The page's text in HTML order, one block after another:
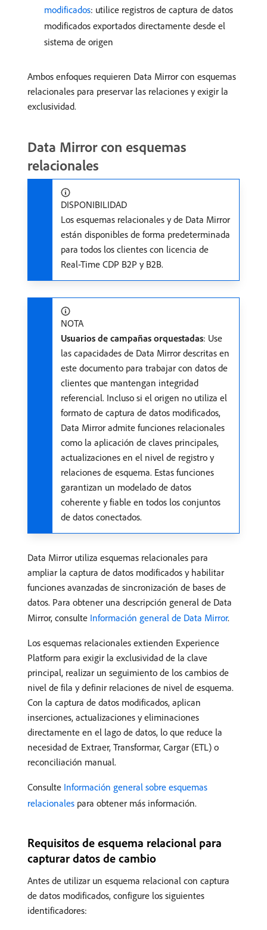
modificados: utilice registros de captura de datos
modificados exportados directamente desde el
sistema de origen
Ambos enfoques requieren Data Mirror con esquemas
relacionales para preservar las relaciones y exigir la
exclusividad.
Data Mirror con esquemas
relacionales
DISPONIBILIDAD
Los esquemas relacionales y de Data Mirror
están disponibles de forma predeterminada
para todos los clientes con licencia de
Real-Time CDP B2P y B2B.
NOTA
Usuarios de campañas orquestadas: Use
las capacidades de Data Mirror descritas en
este documento para trabajar con datos de
clientes que mantengan integridad
referencial. Incluso si el origen no utiliza el
formato de captura de datos modificados,
Data Mirror admite funciones relacionales
como la aplicación de claves principales,
actualizaciones en el nivel de registro y
relaciones de esquema. Estas funciones
garantizan un modelado de datos
coherente y fiable en todos los conjuntos
de datos conectados.
Data Mirror utiliza esquemas relacionales para
ampliar la captura de datos modificados y habilitar
funciones avanzadas de sincronización de bases de
datos. Para obtener una descripción general de Data
Mirror, consulte Información general de Data Mirror.
Los esquemas relacionales extienden Experience
Platform para exigir la exclusividad de la clave
principal, realizar un seguimiento de los cambios de
nivel de fila y definir relaciones de nivel de esquema.
Con la captura de datos modificados, aplican
inserciones, actualizaciones y eliminaciones
directamente en el lago de datos, lo que reduce la
necesidad de Extraer, Transformar, Cargar (ETL) o
reconciliación manual.
Consulte Información general sobre esquemas
relacionales para obtener más información.
Requisitos de esquema relacional para
capturar datos de cambio
Antes de utilizar un esquema relacional con captura
de datos modificados, configure los siguientes
identificadores: